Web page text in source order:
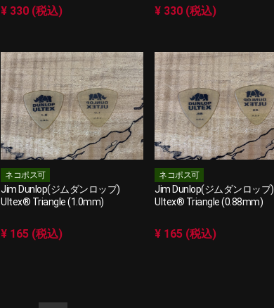
¥ 330 (税込) ¥ 330 (税込)
ネコポス可
Jim Dunlop(ジムダンロップ)
Ultex® Triangle (1.0mm)
¥ 165 (税込)
ネコポス可
Jim Dunlop(ジムダンロップ)
Ultex® Triangle (0.88mm)
¥ 165 (税込)